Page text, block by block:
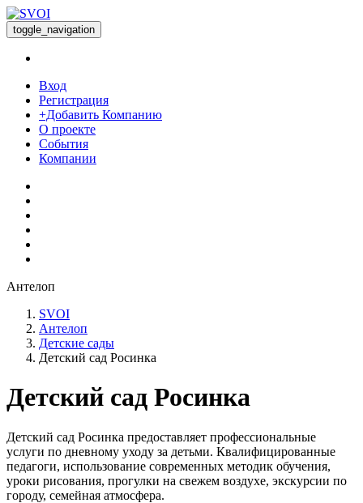
toggle_navigation
Вход
Регистрация
+Добавить Компанию
О проекте
События
Компании
Антелоп
SVOI
Антелоп
Детские сады
Детский сад Росинка
Детский сад Росинка
Детский сад Росинка предоставляет профессиональные
услуги по дневному уходу за детьми. Квалифицированные
педагоги, использование современных методик обучения,
уроки рисования, прогулки на свежем воздухе, экскурсии по
городу, семейная атмосфера.